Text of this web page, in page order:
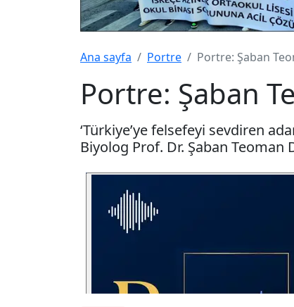
Ana sayfa Portre Portre: Şaban
Portre: Şaban
‘Türkiye’ye felsefeyi sevdiren
Biyolog Prof. Dr. Şaban Teoman